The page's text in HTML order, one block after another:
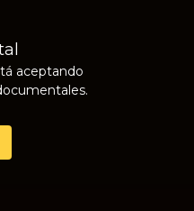
aceptando